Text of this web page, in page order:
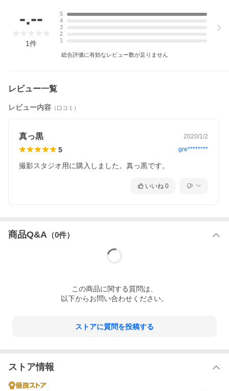
ペンキ 水性ペンキ 黒 ブラック マット マットブラック 漆黒 真っ
黒 黒すぎる アート BLACK2.0 ベンタブラック Vantablack 撮影ス
タジオ 暗室 黒背景 壁紙屋本 舗 ポイント利用
TOPページはこちら >
-.--
1件
5
4
3
2
1
総合評価に有効なレビュー数が足りません
レビュー一覧
レビュー内容 （口コミ）
真っ黒 2020/1/2
5 gre********
撮影スタジオ用に購入しました。真っ黒です。
いいね 0
商品Q&A （0件）
この商品に関する質問は、
以下からお問い合わせください。
ストアに質問を投稿する
ストア情報